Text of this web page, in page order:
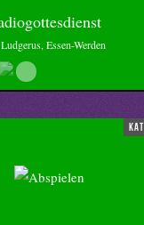
Essen-Werden